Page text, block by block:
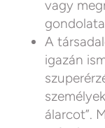
vagy
A
igazán
álarcot”.